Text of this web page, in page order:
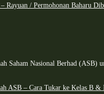
Rayuan / Permohonan Baharu
Saham Nasional Berhad (ASB)
ASB – Cara Tukar ke Kelas B &